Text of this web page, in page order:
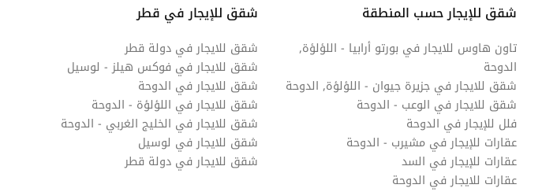
شقق للإيجار حسب المنطقة
تاون هاوس للايجار في بورتو أرابيا - اللؤلؤة,
الدوحة
شقق للايجار في جزيرة جيوان - اللؤلؤة, الدوحة
شقق للايجار في الوعب - الدوحة
فلل للإيجار في الدوحة
عقارات للإيجار في مشيرب - الدوحة
عقارات للإيجار في السد
عقارات للايجار في الدوحة
شقق للإيجار في قطر
شقق للايجار في دولة قطر
شقق للايجار في فوكس هيلز - لوسيل
شقق للايجار في الدوحة
شقق للايجار في اللؤلؤة - الدوحة
شقق للايجار في الخليج الغربي - الدوحة
شقق للايجار في لوسيل
شقق للايجار في دولة قطر